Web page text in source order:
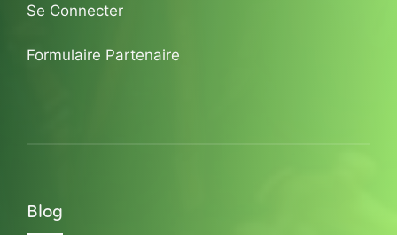
Se Connecter
Formulaire Partenaire
Blog